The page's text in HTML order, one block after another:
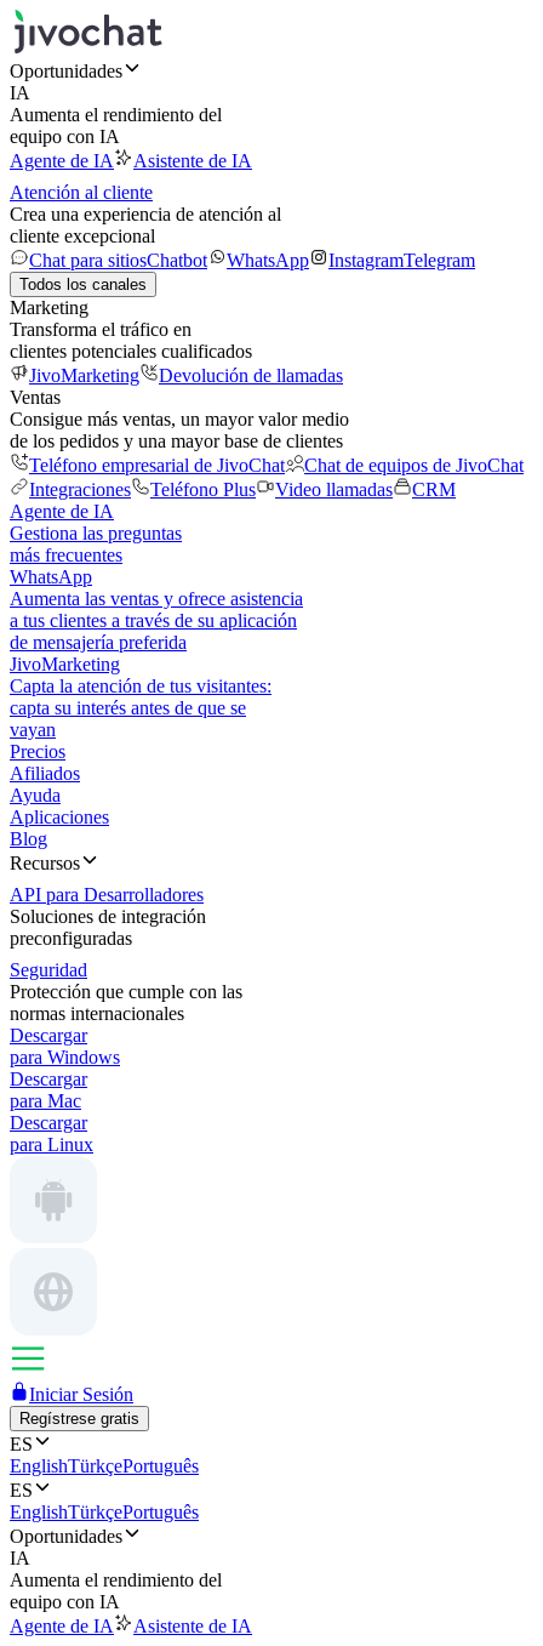
Oportunidades
IA
Aumenta el rendimiento del
equipo con IA
Agente de IA
Asistente de IA
Atención al cliente
Crea una experiencia de atención al
cliente excepcional
Chat para sitiosChatbot WhatsApp InstagramTelegram
Todos los canales
Marketing
Transforma el tráfico en
clientes potenciales cualificados
JivoMarketing
Devolución de llamadas
Ventas
Consigue más ventas, un mayor valor medio
de los pedidos y una mayor base de clientes
Teléfono empresarial de JivoChat
Chat de equipos de JivoChat
Integraciones
Teléfono Plus Video llamadas
CRM
Agente de IA
Gestiona las preguntas
más frecuentes
WhatsApp
Aumenta las ventas y ofrece asistencia
a tus clientes a través de su aplicación
de mensajería preferida
JivoMarketing
Capta la atención de tus visitantes:
capta su interés antes de que se
vayan
Precios
Afiliados
Ayuda
Aplicaciones
Blog
Recursos
API para Desarrolladores
Soluciones de integración
preconfiguradas
Seguridad
Protección que cumple con las
normas internacionales
Descargar
para Windows
Descargar
para Mac
Descargar
para Linux
Iniciar Sesión
Regístrese gratis
ES
EnglishTürkçePortuguês
ES
EnglishTürkçePortuguês
Oportunidades
IA
Aumenta el rendimiento del
equipo con IA
Agente de IA
Asistente de IA